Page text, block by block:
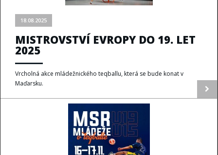
18.08.2025
MISTROVSTVÍ EVROPY DO 19. LET
2025
Vrcholná akce mládežnického teqballu, která se bude konat v
Maďarsku.